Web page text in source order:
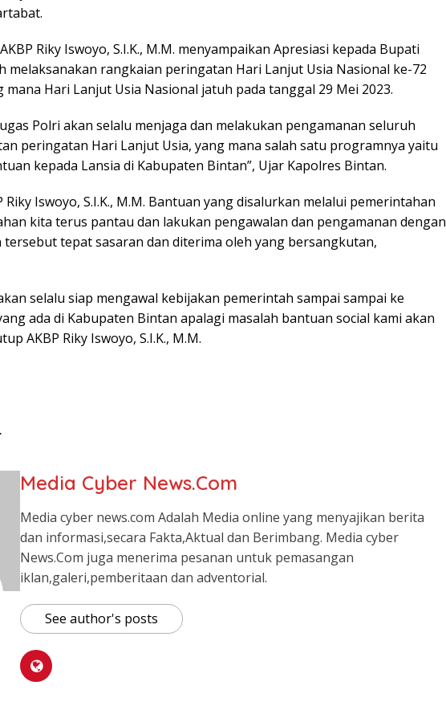
Riky Iswoyo, S.I.K., M.M. menyampaikan Apresiasi kepada Bupati
melaksanakan rangkaian peringatan Hari Lanjut Usia Nasional ke-72
mana Hari Lanjut Usia Nasional jatuh pada tanggal 29 Mei 2023.
Polri akan selalu menjaga dan melakukan pengamanan seluruh
peringatan Hari Lanjut Usia, yang mana salah satu programnya yaitu
kepada Lansia di Kabupaten Bintan”, Ujar Kapolres Bintan.
Riky Iswoyo, S.I.K., M.M. Bantuan yang disalurkan melalui pemerintahan
kita terus pantau dan lakukan pengawalan dan pengamanan dengan
tersebut tepat sasaran dan diterima oleh yang bersangkutan,
selalu siap mengawal kebijakan pemerintah sampai sampai ke
ada di Kabupaten Bintan apalagi masalah bantuan social kami akan
AKBP Riky Iswoyo, S.I.K., M.M.
Media Cyber News.Com
Media cyber news.com Adalah Media online yang menyajikan berita
dan informasi,secara Fakta,Aktual dan Berimbang. Media cyber
News.Com juga menerima pesanan untuk pemasangan
iklan,galeri,pemberitaan dan adventorial.
See author's posts